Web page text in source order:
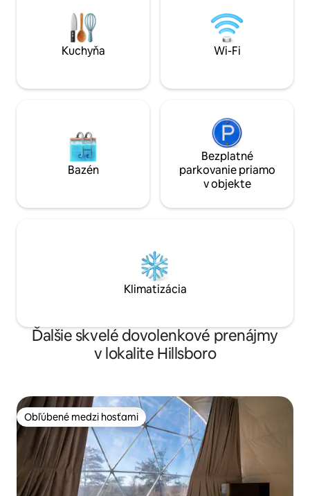
(15), The Caverns (25), plus epické túry a
jazerá. Chattanooga (45 minút),
Nashville (90 minút). Rezervujte si tento
luxusný pobyt na korunách stromov!
odtiaľto parky,
Tennessee.
Kuchyňa Wi-Fi
Bazén
Bezplatné
parkovanie priamo
v objekte
Klimatizácia
Ďalšie skvelé dovolenkové prenájmy
v lokalite Hillsboro
Obľúbené medzi hosťami
Obľúbené medzi hosťami